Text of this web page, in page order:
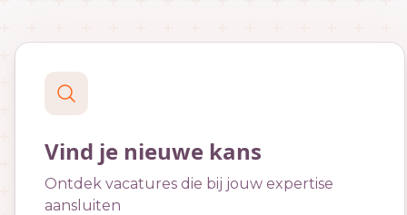
Vind je nieuwe kans
Ontdek vacatures die bij jouw expertise
aansluiten